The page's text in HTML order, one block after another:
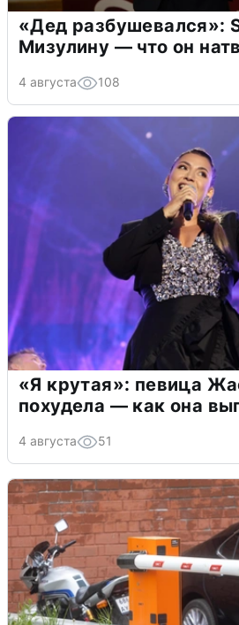
«Дед разбушевался»:
Мизулину — что он
4 августа 108
«Я крутая»: певица
похудела — как она
4 августа 51